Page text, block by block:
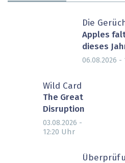
Die
Apples
dieses
06.08.2026 -
Wild Card
The Great
Disruption
03.08.2026 -
12:20 Uhr